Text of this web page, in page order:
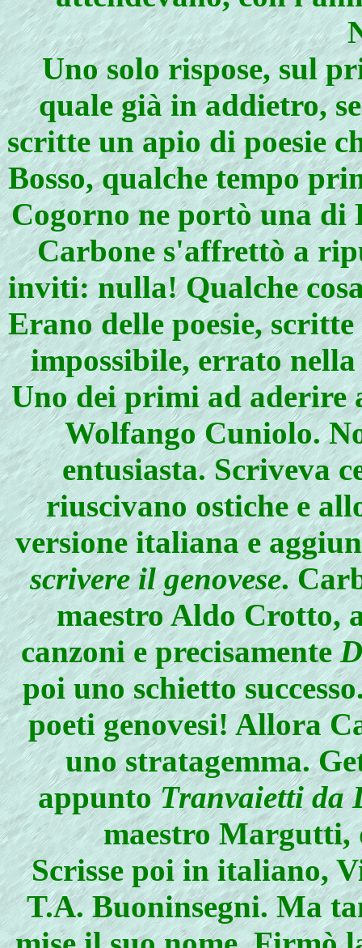
Uno solo rispose, sul
quale già in addietro,
scritte un apio di poesie
Bosso, qualche tempo
Cogorno ne portò una di
Carbone s'affrettò a
inviti: nulla! Qualche
Erano delle poesie,
impossibile, errato
Uno dei primi ad aderire
Wolfango Cuniolo.
entusiasta. Scriveva
riuscivano ostiche e
versione italiana e
scrivere il genovese.
maestro Aldo Crotto,
canzoni e precisamente
poi uno schietto
poeti genovesi! Allora
uno stratagemma.
appuntoTranvaietti da
maestro Margutti,
Scrisse poi in italiano,
T.A. Buoninsegni. Ma